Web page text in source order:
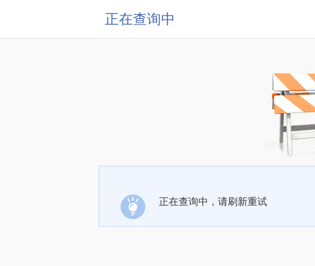
正在查询中
正在查询中，请刷新重试